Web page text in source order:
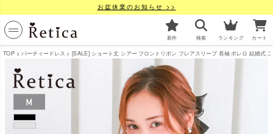
お盆休業のお知らせ >>
新作 検索 ランキング カート
TOP パーティードレス [SALE] ショート丈 シアー フロントリボン フレアスリーブ 長袖 ボレロ 結婚式